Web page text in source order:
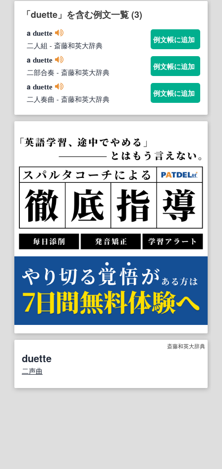
「duette」を含む例文一覧 (3)
a duette
二人組 - 斎藤和英大辞典
例文帳に追加
a duette
二部合奏 - 斎藤和英大辞典
例文帳に追加
a duette
二人奏曲 - 斎藤和英大辞典
例文帳に追加
斎藤和英大辞典
duette
二声曲